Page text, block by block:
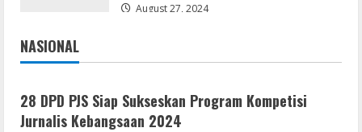
August 27, 2024
NASIONAL
Jakarta
28 DPD PJS Siap Sukseskan Program Kompetisi
Jurnalis Kebangsaan 2024